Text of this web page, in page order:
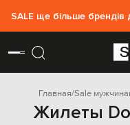
SALE ще більше брендів
Главная Sale
Жилеты